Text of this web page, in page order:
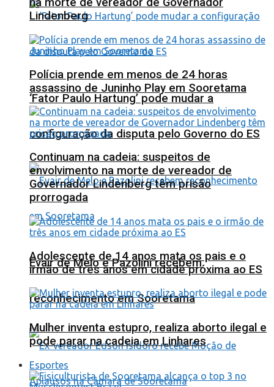
‘Fator Paulo Hartung’ pode mudar a
configuração da disputa pelo Governo do ES
Evair de Melo e Pazolini recebem
reconhecimento em Sooretama
Lindenberg
Polícia prende em menos de 24 horas
assassino de Juninho Play em Sooretama
Continuam na cadeia: suspeitos de
envolvimento na morte de vereador de
Governador Lindenberg têm prisão
prorrogada
Adolescente de 14 anos mata os pais e o
irmão de três anos em cidade próxima ao ES
Mulher inventa estupro, realiza aborto ilegal e
pode parar na cadeia em Linhares
Esportes